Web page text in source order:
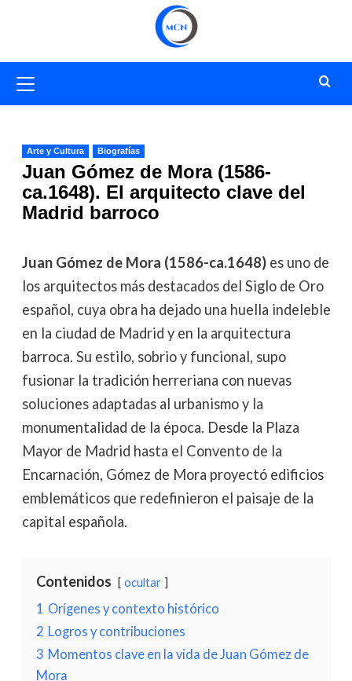
primario
Arte y Cultura Biografías
Juan Gómez de Mora (1586-
ca.1648). El arquitecto clave del
Madrid barroco
Juan Gómez de Mora (1586-ca.1648)es uno de
los arquitectos más destacados del Siglo de Oro
español, cuya obra ha dejado una huella indeleble
en la ciudad de Madrid y en la arquitectura
barroca. Su estilo, sobrio y funcional, supo
fusionar la tradición herreriana con nuevas
soluciones adaptadas al urbanismo y la
monumentalidad de la época. Desde la Plaza
Mayor de Madrid hasta el Convento de la
Encarnación, Gómez de Mora proyectó edificios
emblemáticos que redefinieron el paisaje de la
capital española.
Contenidos ocultar
1 Orígenes y contexto histórico
2 Logros y contribuciones
3 Momentos clave en la vida de Juan Gómez de
Mora